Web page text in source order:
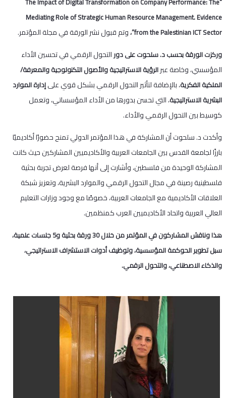
Mediating Role of Strategic Human Resource Management. Evidence
from the Palestinian ICT Sector”، وتم قبول نشر الورقة في مجلة المؤتمر.
وركزت الورقة بحسب د. سلحوت على دورالتحول الرقمي في تحسين الأداء
المؤسسي، وخاصة عبرالرؤية الاستراتيجية والأصول التكنولوجية والمعرفة/
الملكية الفكرية، بالإضافة لتأثير التحول الرقمي بشكل قوي علىإدارة الموارد
البشرية الاستراتيجية، التي تحسن بدورها من الأداء المؤسساتي، وتعمل
كوسيط بين التحول الرقمي والأداء.
وأكدت د. سلحوت أن المشاركة في هذا المؤتمر الدولي تمنح حضورًا أكاديميًا
بارزًا لجامعة القدس بين الجامعات العربية والأكاديميين المشاركين حيث كانت
المشاركة الوحيدة من فلسطين، وأشارت إلى أنها فرصة لعرض تجربة بحثية
فلسطينية رصينة في مجال التحول الرقمي والموارد البشرية، وتعزيز شبكة
العلاقات الأكاديمية مع الجامعات العربية، خصوصًا مع وجود وزارات التعليم
العالي العربية واتحاد الأكاديميين العرب كمنظمين.
هذا وناقش المشاركون في المؤتمر من خلال 30 ورقة بحثية و5 جلسات علمية،
سبل تطوير الحوكمة المؤسسية، وتوظيف أدوات الاستشراف الاستراتيجي،
والذكاء الاصطناعي، والتحول الرقمي.